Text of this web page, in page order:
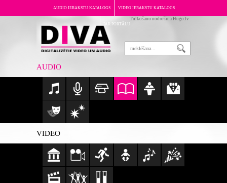
AUDIO IERAKSTU KATALOGS VIDEO IERAKSTU KATALOGS
PAR PORTĀLU
Tulkošanu nodrošina Hugo.lv
AUDIO
VIDEO